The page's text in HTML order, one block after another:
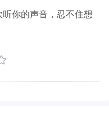
你的声音，忍不住想